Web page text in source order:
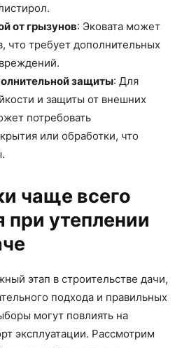
от грызунов: Эковата может
что требует дополнительных
защиты: Для
и защиты от внешних
потребовать
или обработки, что
чаще всего
при утеплении
этап в строительстве дачи,
подхода и правильных
могут повлиять на
эксплуатации. Рассмотрим